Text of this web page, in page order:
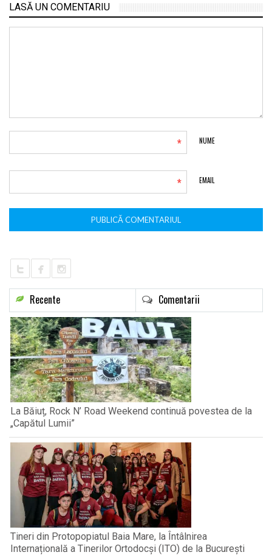
LASĂ UN COMENTARIU
NUME
*
EMAIL
*
Recente Comentarii
La Băiuț, Rock N’ Road Weekend continuă povestea de la
„Capătul Lumii”
Tineri din Protopopiatul Baia Mare, la Întâlnirea
Internațională a Tinerilor Ortodocși (ITO) de la București